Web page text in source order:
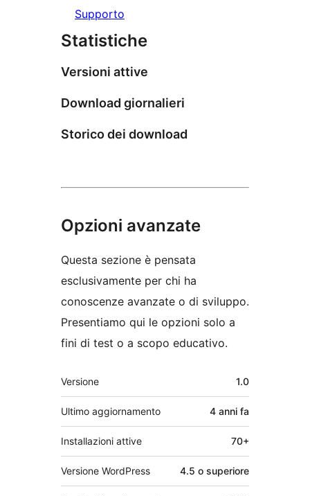
Supporto
Statistiche
Versioni attive
Download giornalieri
Storico dei download
Opzioni avanzate
Questa sezione è pensata
esclusivamente per chi ha
conoscenze avanzate o di sviluppo.
Presentiamo qui le opzioni solo a
fini di test o a scopo educativo.
Meta
Versione 1.0
Ultimo aggiornamento 4 anni fa
Installazioni attive 70+
Versione WordPress 4.5 o superiore